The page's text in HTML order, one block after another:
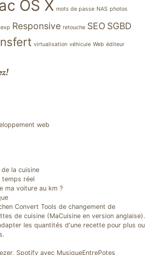
OS X mots de passe NAS photos
Responsive retouche SEO SGBD
virtualisation véhicule Web éditeur
web
la cuisine
temps réel
ma voiture au km ?
Convert Tools de changement de
de cuisine (MaCuisine en version anglaise).
les quantités d'une recette pour plus ou
Spotify avec MusiqueEntrePotes